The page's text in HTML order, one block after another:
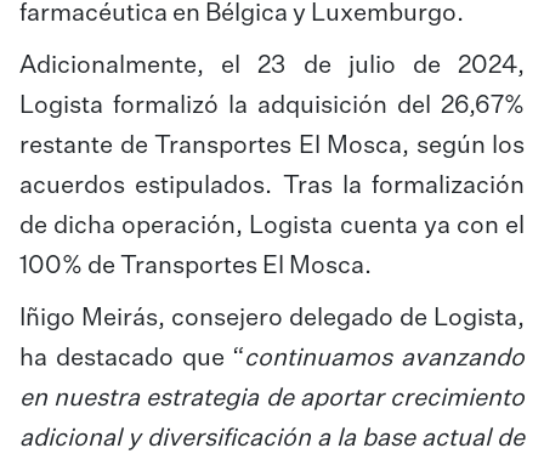
farmacéutica en Bélgica y Luxemburgo.
Adicionalmente, el 23 de julio de 2024,
Logista formalizó la adquisición del 26,67%
restante de Transportes El Mosca, según los
acuerdos estipulados. Tras la formalización
de dicha operación, Logista cuenta ya con el
100% de Transportes El Mosca.
Iñigo Meirás, consejero delegado de Logista,
ha destacado que “continuamos avanzando
en nuestra estrategia de aportar crecimiento
adicional y diversificación a la base actual de